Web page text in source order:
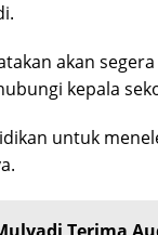
akan
kepala
untuk